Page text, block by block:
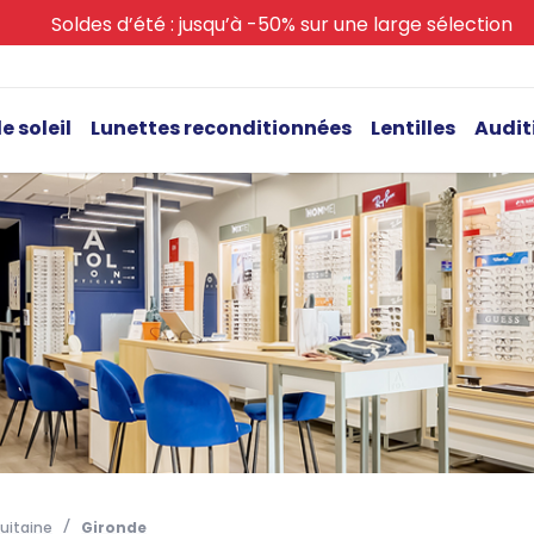
Soldes d’été : jusqu’à -50% sur une large sélection
soleil Lunettes reconditionnées Lentilles
Gironde